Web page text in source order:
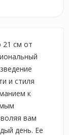
21 см от
и стиля
к
вам
день. Ее